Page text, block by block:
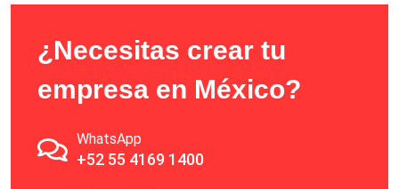
¿Necesitas crear tu
empresa en México?
WhatsApp
+52 55 4169 1400